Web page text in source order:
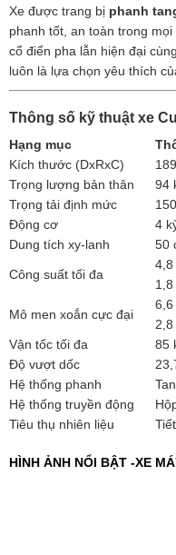
Xe được trang bị phanh
phanh tốt, an toàn trong
cổ điển pha lẫn hiện đại
luôn là lựa chọn yêu thích
Thông số kỹ thuật xe
Hạng mục
Kích thước (DxRxC)
Trọng lượng bản thân
94
Trọng tải định mức
Động cơ
4
Dung tích xy-lanh
50
Công suất tối đa
4,8
Mô men xoắn cực đại
6,6
Vận tốc tối đa
85
Độ vượt dốc
Hệ thống phanh
Hệ thống truyền động
Tiêu thụ nhiên liệu
HÌNH ẢNH NỔI BẬT -XE